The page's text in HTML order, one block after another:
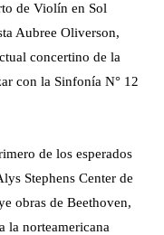
de Violín en Sol
Aubree Oliverson,
concertino de la
con la Sinfonía N° 12
de los esperados
Stephens Center de
obras de Beethoven,
la norteamericana